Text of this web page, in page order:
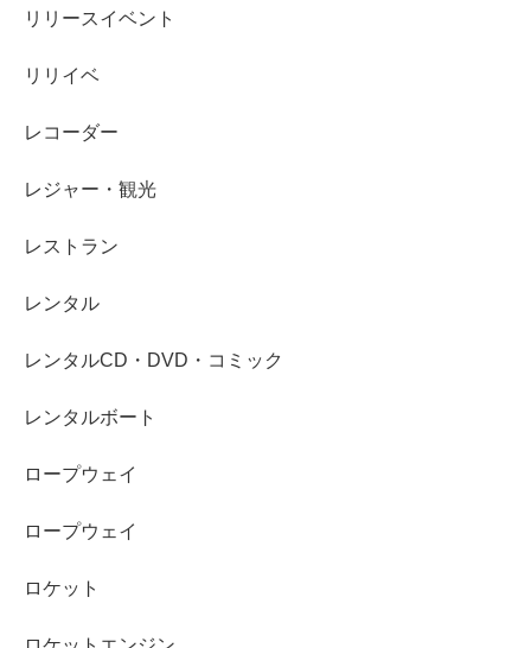
リリースイベント
リリイベ
レコーダー
レジャー・観光
レストラン
レンタル
レンタルCD・DVD・コミック
レンタルボート
ロープウェイ
ロープウェイ
ロケット